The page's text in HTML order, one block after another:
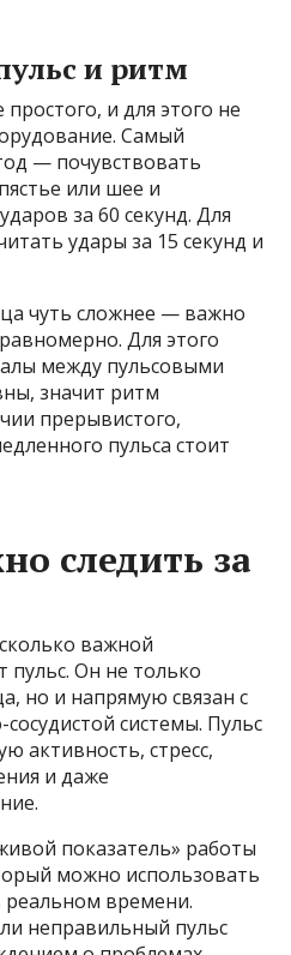
и ритм
и для этого не
Самый
— почувствовать
или шее и
за 60 секунд. Для
удары за 15 секунд и
чуть сложнее — важно
Для этого
между пульсовыми
значит ритм
прерывистого,
пульса стоит
следить за
важной
Он не только
но и напрямую связан с
системы. Пульс
активность, стресс,
и даже
показатель» работы
можно использовать
реальном времени.
неправильный пульс